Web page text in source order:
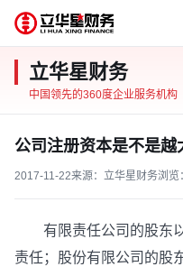
立华星财务
中国领先的360度企业服务机构
公司注册资本是不是越
2017-11-22来源：立华星财务浏览：
有限责任公司的股东以
责任；股份有限公司的股